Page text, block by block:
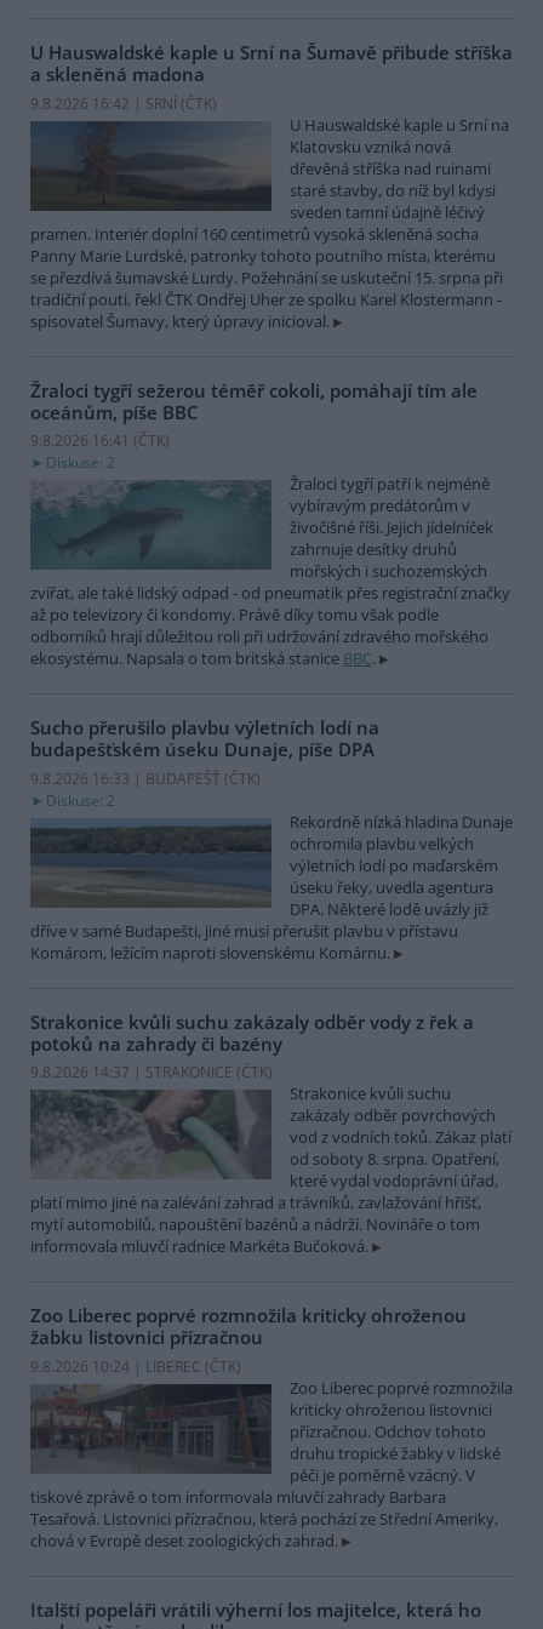
U Hauswaldské kaple u Srní na Šumavě přibude stříška
a skleněná madona
9.8.2026 16:42 | SRNÍ (ČTK)
U Hauswaldské kaple u Srní na
Klatovsku vzniká nová
dřevěná stříška nad ruinami
staré stavby, do níž byl kdysi
sveden tamní údajně léčivý
pramen. Interiér doplní 160 centimetrů vysoká skleněná socha
Panny Marie Lurdské, patronky tohoto poutního místa, kterému
se přezdívá šumavské Lurdy. Požehnání se uskuteční 15. srpna při
tradiční pouti, řekl ČTK Ondřej Uher ze spolku Karel Klostermann -
spisovatel Šumavy, který úpravy inicioval.
Žraloci tygří sežerou téměř cokoli, pomáhají tím ale
oceánům, píše BBC
9.8.2026 16:41 (ČTK)
Diskuse: 2
Žraloci tygří patří k nejméně
vybíravým predátorům v
živočišné říši. Jejich jídelníček
zahrnuje desítky druhů
mořských i suchozemských
zvířat, ale také lidský odpad - od pneumatik přes registrační značky
až po televizory či kondomy. Právě díky tomu však podle
odborníků hrají důležitou roli při udržování zdravého mořského
ekosystému. Napsala o tom britská stanice BBC.
Sucho přerušilo plavbu výletních lodí na
budapešťském úseku Dunaje, píše DPA
9.8.2026 16:33 | BUDAPEŠŤ (ČTK)
Diskuse: 2
Rekordně nízká hladina Dunaje
ochromila plavbu velkých
výletních lodí po maďarském
úseku řeky, uvedla agentura
DPA. Některé lodě uvázly již
dříve v samé Budapešti, jiné musí přerušit plavbu v přístavu
Komárom, ležícím naproti slovenskému Komárnu.
Strakonice kvůli suchu zakázaly odběr vody z řek a
potoků na zahrady či bazény
9.8.2026 14:37 | STRAKONICE (ČTK)
Strakonice kvůli suchu
zakázaly odběr povrchových
vod z vodních toků. Zákaz platí
od soboty 8. srpna. Opatření,
které vydal vodoprávní úřad,
platí mimo jiné na zalévání zahrad a trávníků, zavlažování hřišť,
mytí automobilů, napouštění bazénů a nádrží. Novináře o tom
informovala mluvčí radnice Markéta Bučoková.
Zoo Liberec poprvé rozmnožila kriticky ohroženou
žabku listovnici přízračnou
9.8.2026 10:24 | LIBEREC (ČTK)
Zoo Liberec poprvé rozmnožila
kriticky ohroženou listovnici
přízračnou. Odchov tohoto
druhu tropické žabky v lidské
péči je poměrně vzácný. V
tiskové zprávě o tom informovala mluvčí zahrady Barbara
Tesařová. Listovnici přízračnou, která pochází ze Střední Ameriky,
chová v Evropě deset zoologických zahrad.
Italští popeláři vrátili výherní los majitelce, která ho